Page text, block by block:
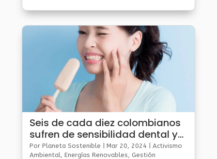
ecosistema del páramo de Berlín,
afectado por un voraz incendio en las
veredas Ucatá, Pirgua y Guarumales del
corregimiento de Berlín, en el municipio
de Tona.
Seis de cada diez colombianos
sufren de sensibilidad dental y
no lo saben
Por Planeta Sostenible | Mar 20, 2024 | Activismo
Ambiental Energías Renovables Gestión